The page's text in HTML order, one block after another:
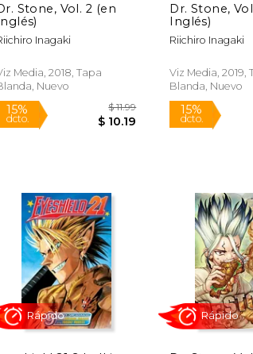
Stone, Vol. 2 (en
Inagaki
Media, 2018, Tapa
Nuevo
15%
dcto.
$ 11.99
$ 10.19
Dr. Stone,
Inglés)
Riichiro Inagaki
Viz Media, 2019,
Blanda, Nuevo